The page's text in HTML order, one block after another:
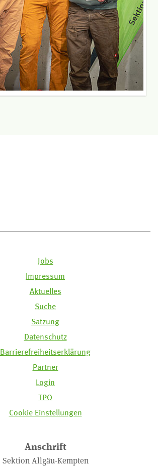
Jobs
Impressum
Aktuelles
Suche
Satzung
Datenschutz
Barrierefreiheitserklärung
Partner
Login
TPO
Cookie Einstellungen
Anschrift
Sektion Allgäu-Kempten